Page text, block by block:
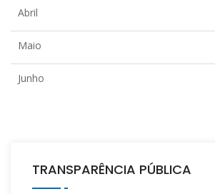
Abril
Maio
Junho
TRANSPARÊNCIA PÚBLICA